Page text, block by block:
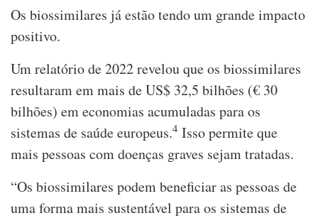
Os biossimilares já estão tendo um grande impacto
positivo.
Um relatório de 2022 revelou que os biossimilares
resultaram em mais de US$ 32,5 bilhões (€ 30
bilhões) em economias acumuladas para os
sistemas de saúde europeus.4 Isso permite que
mais pessoas com doenças graves sejam tratadas.
“Os biossimilares podem beneficiar as pessoas de
uma forma mais sustentável para os sistemas de